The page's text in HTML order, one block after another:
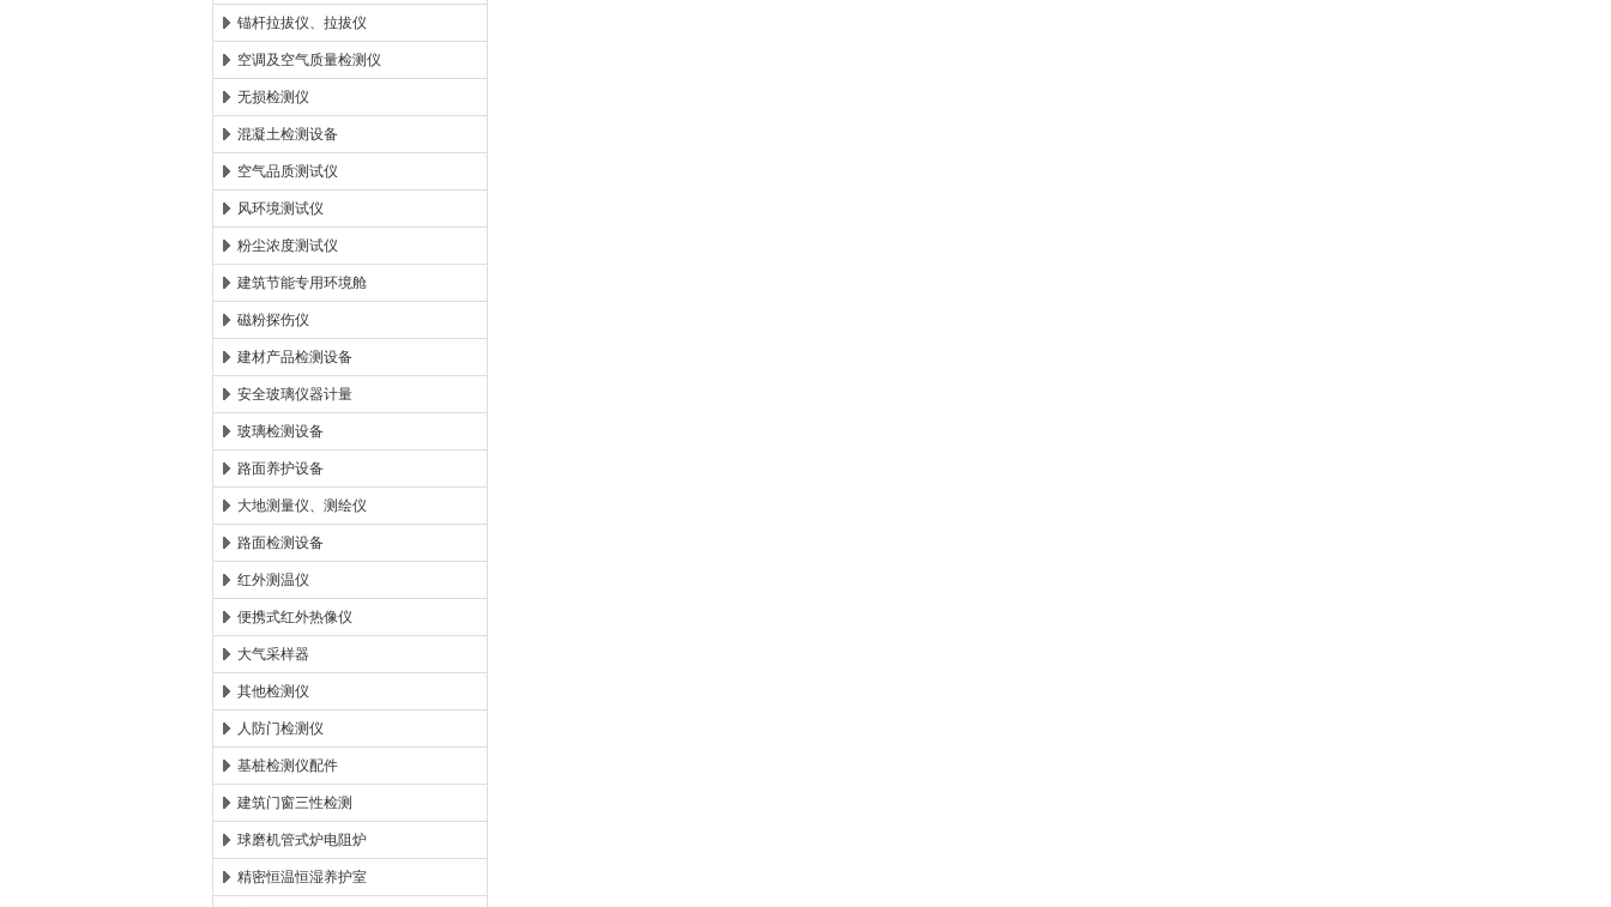
锚杆拉拔仪、拉拔仪
空调及空气质量检测仪
无损检测仪
混凝土检测设备
空气品质测试仪
风环境测试仪
粉尘浓度测试仪
建筑节能专用环境舱
磁粉探伤仪
建材产品检测设备
安全玻璃仪器计量
玻璃检测设备
路面养护设备
大地测量仪、测绘仪
路面检测设备
红外测温仪
便携式红外热像仪
大气采样器
其他检测仪
人防门检测仪
基桩检测仪配件
建筑门窗三性检测
球磨机管式炉电阻炉
精密恒温恒湿养护室